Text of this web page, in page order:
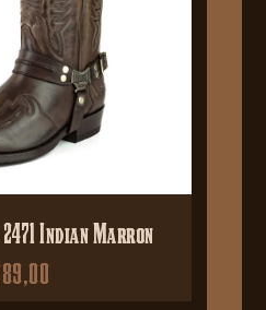
Indian Marron